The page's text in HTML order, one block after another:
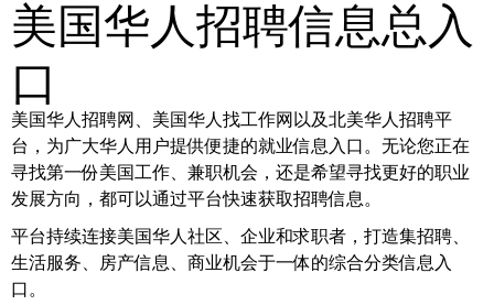
美国华人招聘信息总入
口
美国华人招聘网、美国华人找工作网以及北美华人招聘平
台，为广大华人用户提供便捷的就业信息入口。无论您正在
寻找第一份美国工作、兼职机会，还是希望寻找更好的职业
发展方向，都可以通过平台快速获取招聘信息。
平台持续连接美国华人社区、企业和求职者，打造集招聘、
生活服务、房产信息、商业机会于一体的综合分类信息入
口。